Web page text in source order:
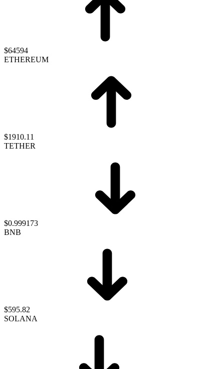
$64594
ETHEREUM
$1910.11
TETHER
$0.999173
BNB
$595.82
SOLANA